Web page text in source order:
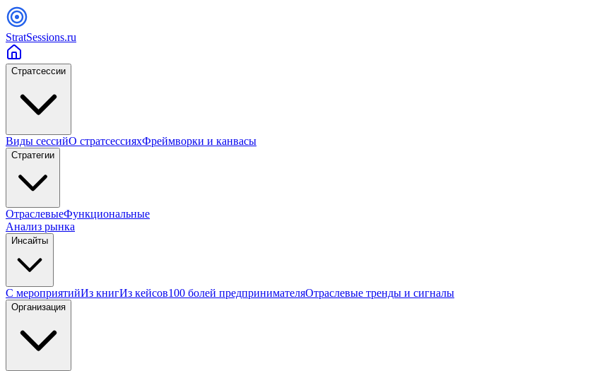
StratSessions.ru
Стратсессии
Виды сессийО стратсессияхФреймворки и канвасы
Стратегии
ОтраслевыеФункциональные
Анализ рынка
Инсайты
С мероприятийИз книгИз кейсов100 болей предпринимателяОтраслевые тренды и сигналы
Организация